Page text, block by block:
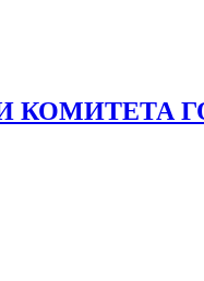
КОМИТЕТА